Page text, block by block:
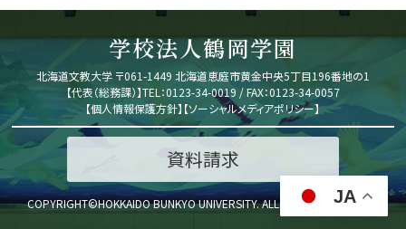
学校法人鶴岡学園
北海道文教大学 〒061-1449 北海道恵庭市黄金中央5丁目196番地の1
【代表（総務課）】TEL：0123-34-0019 / FAX：0123-34-0057
【個人情報保護方針】 【ソーシャルメディアポリシー】
資料請求
COPYRIGHT©HOKKAIDO BUNKYO UNIVERSITY.ALL RIGHTS RESERVED.
JA